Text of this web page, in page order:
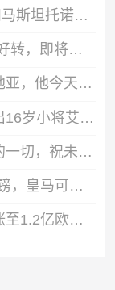
ESPN：河床有意租借埃切维里和马斯坦托诺，和曼城及皇马初步接触
记者：阿根廷中场尼科·帕斯伤情好转，即将恢复正常训练
记者：斯通斯预计首发出战克罗地亚，他今天参加了球队训练
记者：经全面评估，拜仁决定退出16岁小将艾希霍恩争夺战
小基耶萨告别斯洛特：感谢所做的一切，祝未来一切顺利
邮报：切尔西为恩佐标价1.2亿英镑，皇马可能加入赫伊森来交换
德转预热维尔茨身价变化：最高涨至1.2亿欧，也可能降至8000万欧